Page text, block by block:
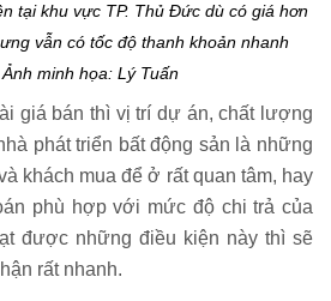
tại khu vực TP. Thủ Đức dù có giá hơn
vẫn có tốc độ thanh khoản nhanh
minh họa: Lý Tuấn
giá bán thì vị trí dự án, chất lượng
phát triển bất động sản là những
khách mua để ở rất quan tâm, hay
phù hợp với mức độ chi trả của
được những điều kiện này thì sẽ
rất nhanh.